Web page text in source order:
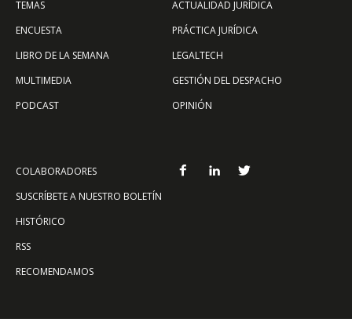
TEMAS
ENCUESTA
LIBRO DE LA SEMANA
MULTIMEDIA
PODCAST
ACTUALIDAD JURÍDICA
PRÁCTICA JURÍDICA
LEGALTECH
GESTIÓN DEL DESPACHO
OPINIÓN
COLABORADORES
SUSCRÍBETE A NUESTRO BOLETÍN
HISTÓRICO
RSS
RECOMENDAMOS